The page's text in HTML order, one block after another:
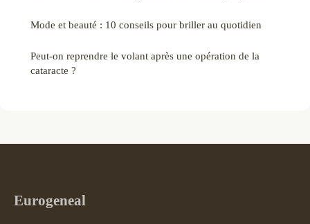
Mode et beauté : 10 conseils pour briller au quotidien
Peut-on reprendre le volant après une opération de la
cataracte ?
Eurogeneal